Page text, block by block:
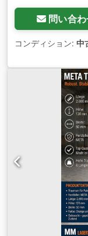
問い合
コンディション: 中